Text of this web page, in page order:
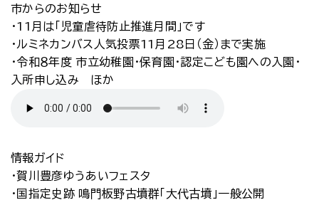
市からのお知らせ
・11月は「児童虐待防止推進月間」です
・ルミネカンバス人気投票11月28日（金）まで実施
・令和８年度 市立幼稚園・保育園・認定こども園への入園・
入所申し込み ほか
情報ガイド
・賀川豊彦ゆうあいフェスタ
・国指定史跡 鳴門板野古墳群「大代古墳」一般公開